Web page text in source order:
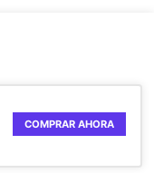
COMPRAR AHORA